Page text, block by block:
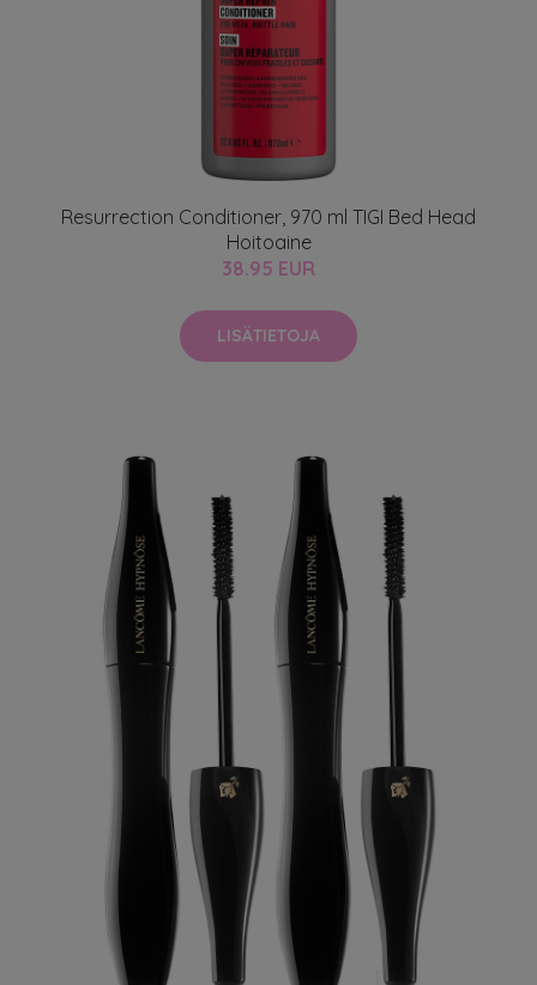
Resurrection Conditioner, 970 ml TIGI Bed Head
Hoitoaine
38.95 EUR
LISÄTIETOJA